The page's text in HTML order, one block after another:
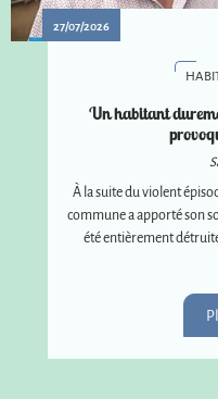
27/07/2026
Un habitant
À la suite du violent
commune a apporté son
été entièrement